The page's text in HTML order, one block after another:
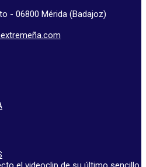
- 06800 Mérida (Badajoz)